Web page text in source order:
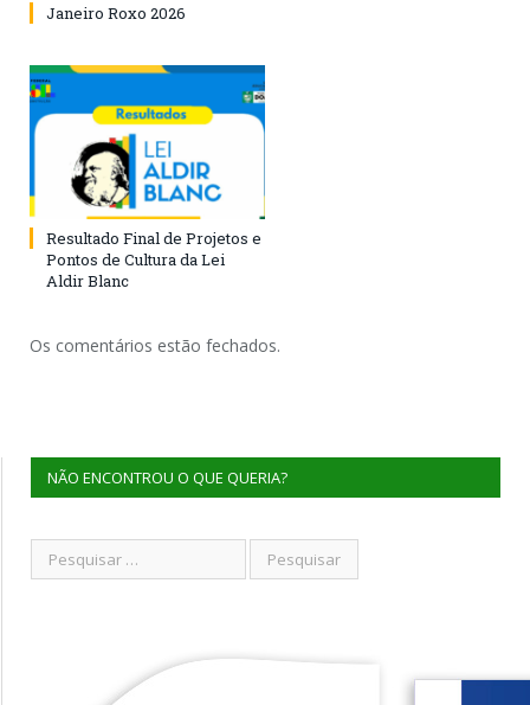
Janeiro Roxo 2026
Resultado Final de Projetos e
Pontos de Cultura da Lei
Aldir Blanc
Os comentários estão fechados.
NÃO ENCONTROU O QUE QUERIA?